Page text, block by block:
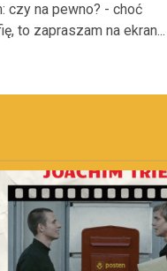
czy na pewno? - choć
to zapraszam na ekran...